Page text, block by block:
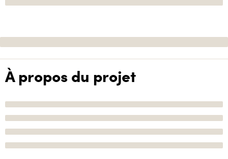
À propos du projet